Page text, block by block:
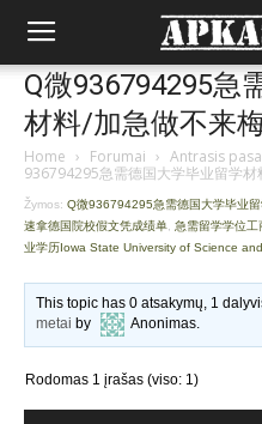
Q微936794295急
材料/加急做不来
Home › Forumai › Antrasis
936794295急需德国大学毕业留学材
Žymos: Q微936794295急需德国大学毕业
速拿德国院校假文凭成绩单 急需留学学位工
业学历Iowa State University of Science
This topic has 0 atsakymų, 1
metai by Anonimas.
Rodomas 1 įrašas (viso: 1)